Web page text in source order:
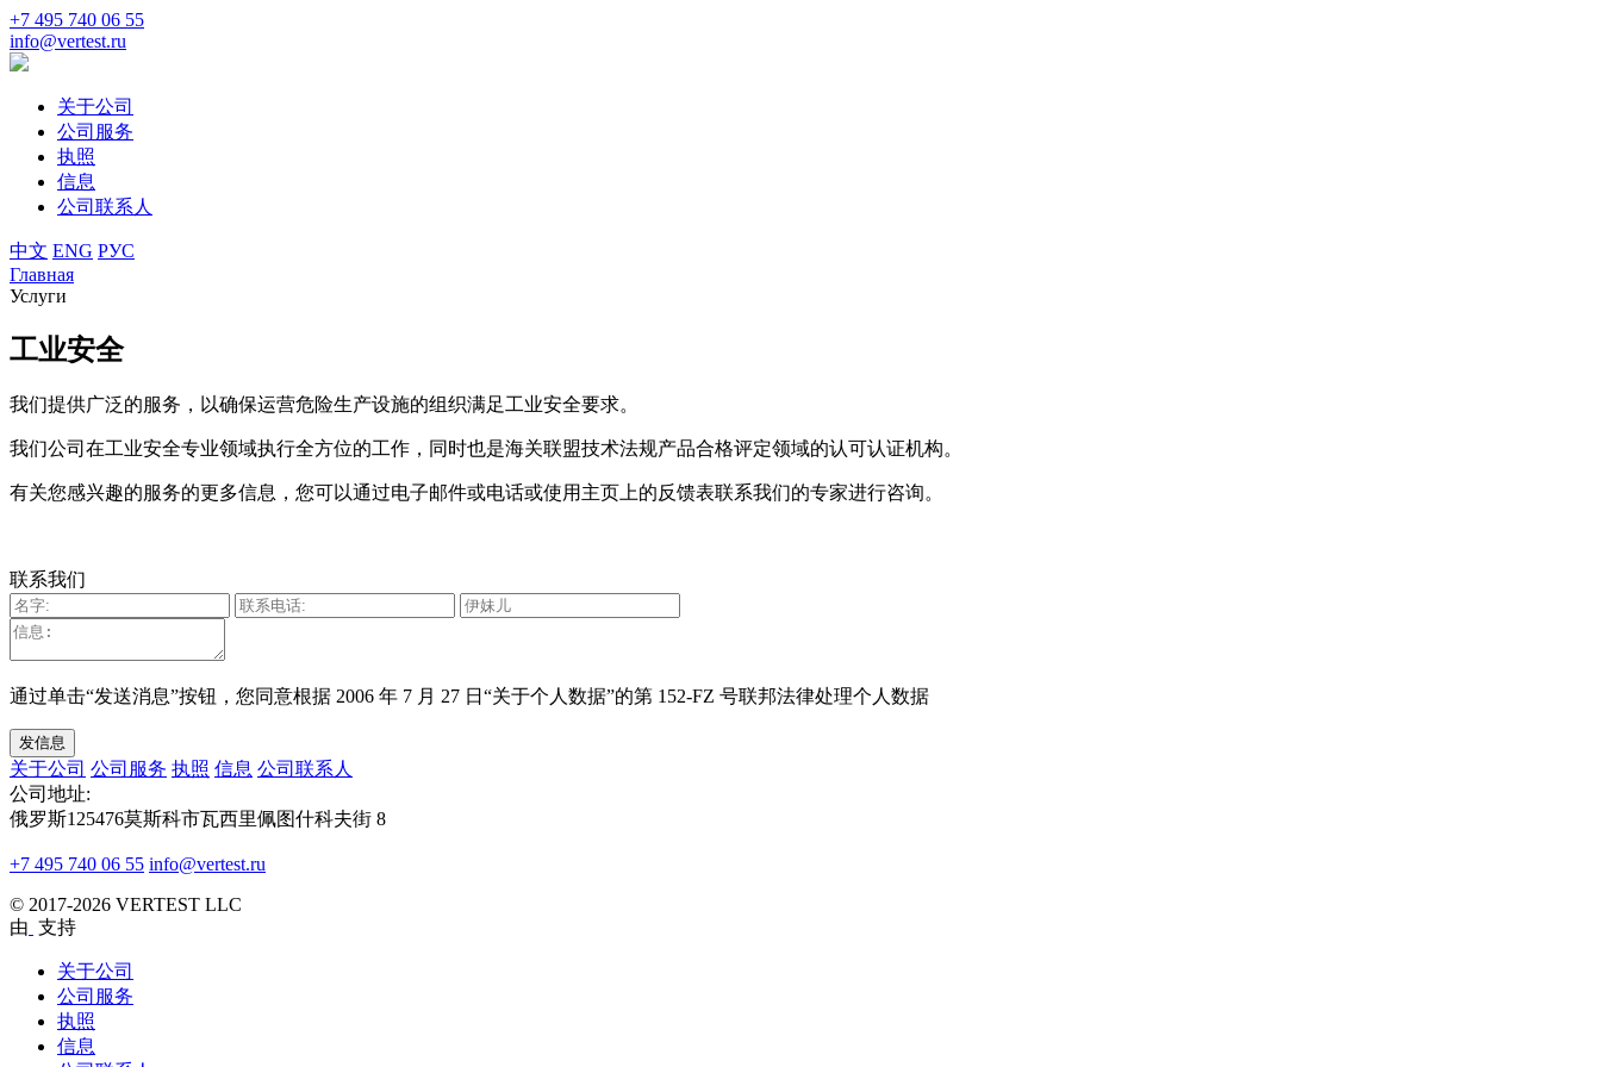
+7 495 740 06 55
info@vertest.ru
关于公司
公司服务
执照
信息
公司联系人
中文 ENG РУС
Главная
Услуги
工业安全
我们提供广泛的服务，以确保运营危险生产设施的组织满足工业安全要求。
我们公司在工业安全专业领域执行全方位的工作，同时也是海关联盟技术法规产品合格评定领域的认可认证机构。
有关您感兴趣的服务的更多信息，您可以通过电子邮件或电话或使用主页上的反馈表联系我们的专家进行咨询。
联系我们
通过单击“发送消息”按钮，您同意根据 2006 年 7 月 27 日“关于个人数据”的第 152-FZ 号联邦法律处理个人数据
关于公司 公司服务 执照 信息 公司联系人
公司地址:
俄罗斯125476莫斯科市瓦西里佩图什科夫街 8
+7 495 740 06 55 info@vertest.ru
© 2017-2026 VERTEST LLC
由 支持
关于公司
公司服务
执照
信息